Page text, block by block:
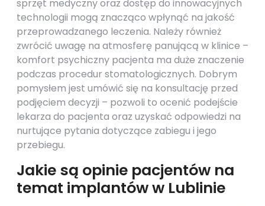
sprzęt medyczny oraz dostęp do innowacyjnych
technologii mogą znacząco wpłynąć na jakość
przeprowadzanego leczenia. Należy również
zwrócić uwagę na atmosferę panującą w klinice –
komfort psychiczny pacjenta ma duże znaczenie
podczas procedur stomatologicznych. Dobrym
pomysłem jest umówić się na konsultację przed
podjęciem decyzji – pozwoli to ocenić podejście
lekarza do pacjenta oraz uzyskać odpowiedzi na
nurtujące pytania dotyczące zabiegu i jego
przebiegu.
Jakie są opinie pacjentów na
temat implantów w Lublinie